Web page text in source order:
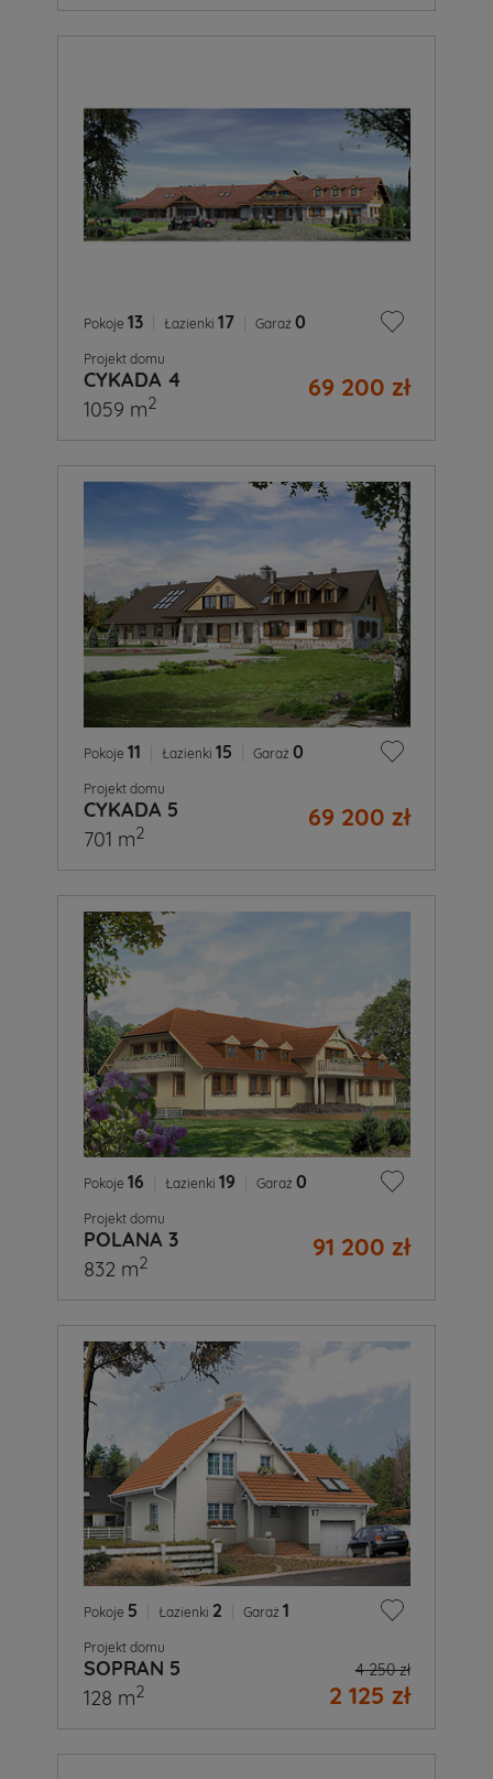
Pokoje 13 Łazienki 17 Garaż 0
Projekt domu
CYKADA 4 69 200 zł
1059 m2
Pokoje 11 Łazienki 15 Garaż 0
Projekt domu
CYKADA 5 69 200 zł
701 m2
Pokoje 16 Łazienki 19 Garaż 0
Projekt domu
POLANA 3 91 200 zł
832 m2
Pokoje 5 Łazienki 2 Garaż 1
Projekt domu
SOPRAN 5 4 250 zł
2 125 zł
128 m2